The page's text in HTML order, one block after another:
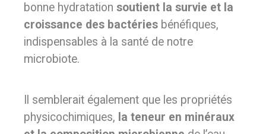
bonne hydratation soutient la survie et la
croissance des bactéries bénéfiques,
indispensables à la santé de notre
microbiote.
Il semblerait également que les propriétés
physicochimiques, la teneur en minéraux